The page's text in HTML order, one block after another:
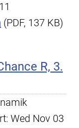
(PDF, 137 KB)
R, 3.
Wed Nov 03